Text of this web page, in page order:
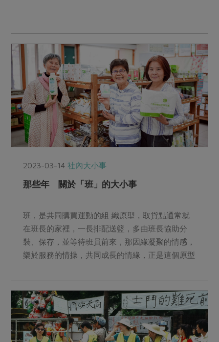
2023-03-14社內大小事
那些年 關於「班」的大小事
班，是共同購買運動的組 織原型，取貨點通常就
在班長的家裡，一長排配送籃，多由班長協助分
裝、保存，並等待班員前來，那因緣凝聚的情感，
樂於服務的情操，共同成長的情緣，正是這個原型